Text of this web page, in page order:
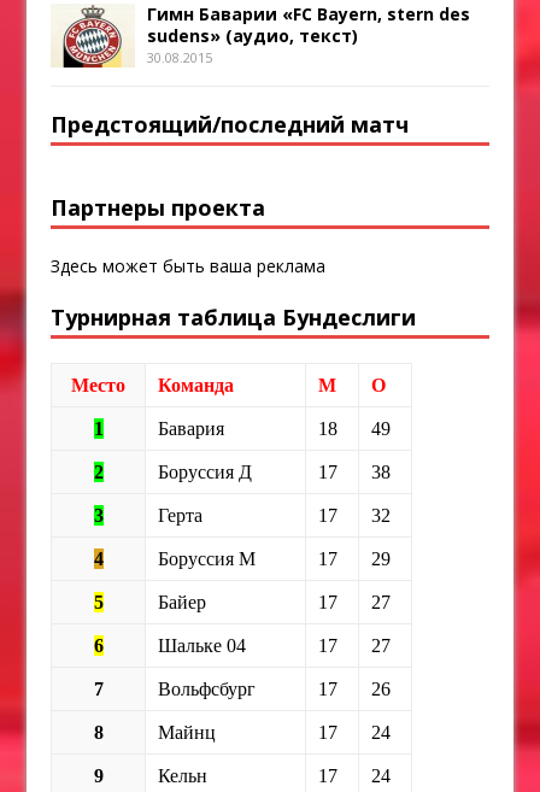
Гимн Баварии «FC Bayern, stern des
sudens» (аудио, текст)
30.08.2015
Предстоящий/последний матч
Партнеры проекта
Здесь может быть ваша реклама
Турнирная таблица Бундеслиги
Место Команда М О
1 Бавария 18 49
2 Боруссия Д 17 38
3 Герта 17 32
4 Боруссия М 17 29
5 Байер 17 27
6 Шальке 04 17 27
7 Вольфсбург 17 26
8 Майнц 17 24
9 Кельн 17 24